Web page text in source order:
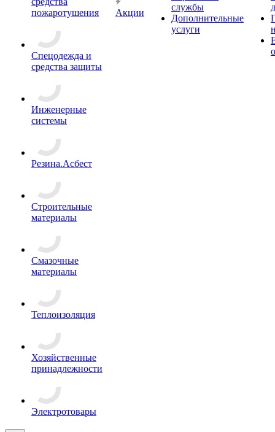
пожаротушения
Спецодежда и
средства защиты
Инженерные
системы
Резина.Асбест
Строительные
материалы
Смазочные
материалы
Теплоизоляция
Хозяйственные
принадлежности
Электротовары
Акции
службы
Дополнительные
услуги